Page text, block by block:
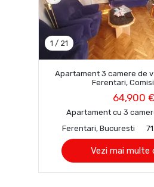
1 / 21
Apartament 3 camere de
Ferentari,
64,900
Apartament cu 3
Ferentari, Bucuresti
Vezi mai multe